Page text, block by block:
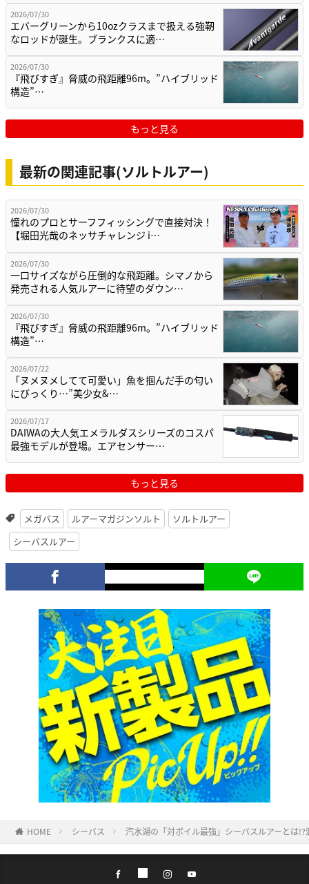
2026/07/30
エバーグリーンから10ozクラスまで扱える強靭
なロッドが誕生。ブランクスに適…
2026/07/30
『飛びすぎ』脅威の飛距離96m。”ハイブリッド
構造”…
もっと見る
最新の関連記事(ソルトルアー)
2026/07/30
憧れのプロとサーフフィッシングで直接対決！
【堀田光哉のネッサチャレンジ i…
2026/07/30
一口サイズながら圧倒的な飛距離。シマノから
発売される人気ルアーに待望のダウン…
2026/07/30
『飛びすぎ』脅威の飛距離96m。”ハイブリッド
構造”…
2026/07/22
「ヌメヌメしてて可愛い」魚を掴んだ手の匂い
にびっくり…”美少女&…
2026/07/17
DAIWAの大人気エメラルダスシリーズのコスパ
最強モデルが登場。エアセンサー…
もっと見る
メガバス ルアーマガジンソルト
ソルトルアー
シーバスルアー
HOME シーバス 汽水湖の「対ボイル最強」シーバスルアーとは